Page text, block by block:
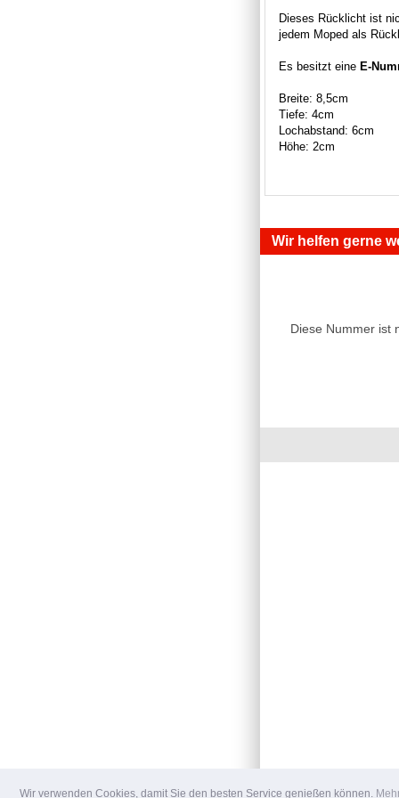
Wir verwenden Cookies, damit Sie den besten Service genießen können.
Dieses Rücklicht ist
jedem Moped als
Es besitzt eine E-
Breite: 8,5cm
Tiefe: 4cm
Lochabstand: 6cm
Höhe: 2cm
Wir helfen gerne
Diese Nummer ist